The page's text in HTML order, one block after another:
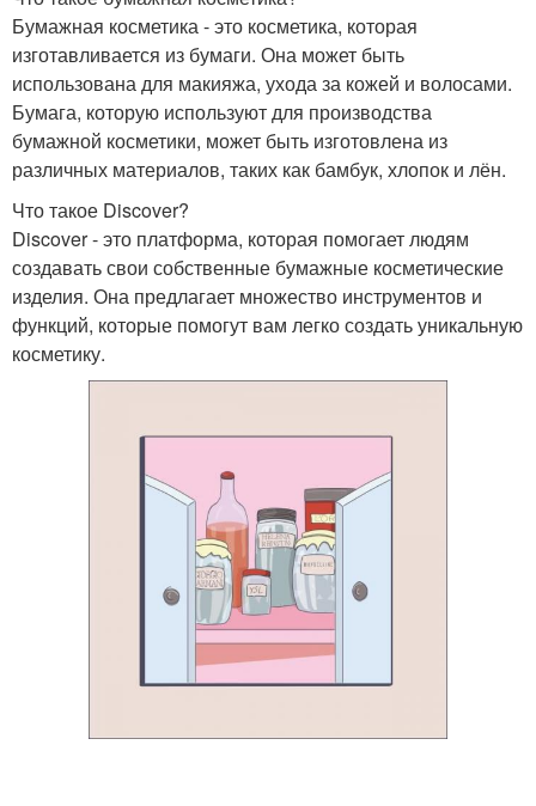
Бумажная косметика - это косметика, которая
изготавливается из бумаги. Она может быть
использована для макияжа, ухода за кожей и волосами.
Бумага, которую используют для производства
бумажной косметики, может быть изготовлена из
различных материалов, таких как бамбук, хлопок и лён.
Что такое Discover?
Discover - это платформа, которая помогает людям
создавать свои собственные бумажные косметические
изделия. Она предлагает множество инструментов и
функций, которые помогут вам легко создать уникальную
косметику.